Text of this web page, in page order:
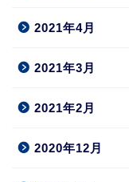
2021年4月
2021年3月
2021年2月
2020年12月